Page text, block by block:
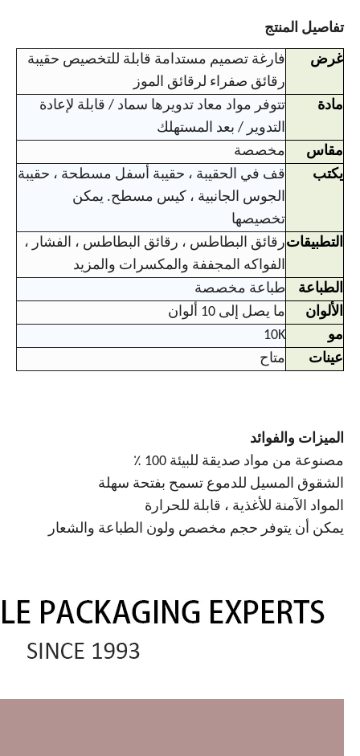
تفاصيل المنتج
غرض
فارغة تصميم مستدامة قابلة للتخصيص حقيبة
رقائق صفراء لرقائق الموز
مادة
تتوفر مواد معاد تدويرها سماد / قابلة لإعادة
التدوير / بعد المستهلك
مقاس
مخصصة
يكتب
قف في الحقيبة ، حقيبة أسفل مسطحة ، حقيبة
الجوس الجانبية ، كيس مسطح. يمكن
تخصيصها
التطبيقاترقائق البطاطس ، رقائق البطاطس ، الفشار ،
الفواكه المجففة والمكسرات والمزيد
الطباعة
طباعة مخصصة
الألوان
ما يصل إلى 10 ألوان
مو
10K
عينات
متاح
الميزات والفوائد
مصنوعة من مواد صديقة للبيئة 100 ٪
الشقوق المسيل للدموع تسمح بفتحة سهلة
المواد الآمنة للأغذية ، قابلة للحرارة
يمكن أن يتوفر حجم مخصص ولون الطباعة والشعار